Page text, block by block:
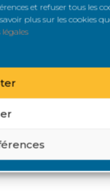
et refuser tous les
plus sur les cookies
MALADES
VASCULAIRE